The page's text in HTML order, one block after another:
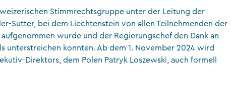
Stimmrechtsgruppe unter der Leitung der
Sutter, bei dem Liechtenstein von allen Teilnehmenden der
wurde und der Regierungschef den Dank an
unterstreichen konnten. Ab dem 1. November 2024 wird
Direktors, dem Polen Patryk Loszewski, auch formell